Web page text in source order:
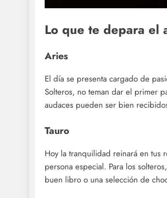
Lo que te depara
Aries
El día se presenta cargado de
Solteros, no teman dar el primer
audaces pueden ser bien
Tauro
Hoy la tranquilidad reinará en tus
persona especial. Para los
buen libro o una selección de